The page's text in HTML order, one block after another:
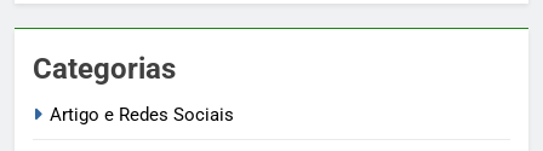
Categorias
Artigo e Redes Sociais